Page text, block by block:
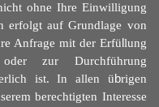
ohne Ihre Einwilligung
erfolgt auf Grundlage von
Anfrage mit der Erfü lung
oder zur Durchführung
ist. In allen übrigen
berechtigten Interesse